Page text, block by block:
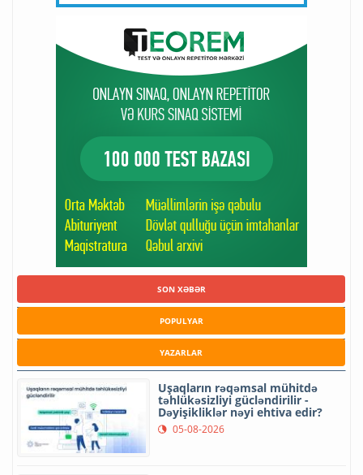
SON XƏBƏR
POPULYAR
YAZARLAR
Uşaqların rəqəmsal mühitdə
təhlükəsizliyi gücləndirilir -
Dəyişikliklər nəyi ehtiva edir?
05-08-2026